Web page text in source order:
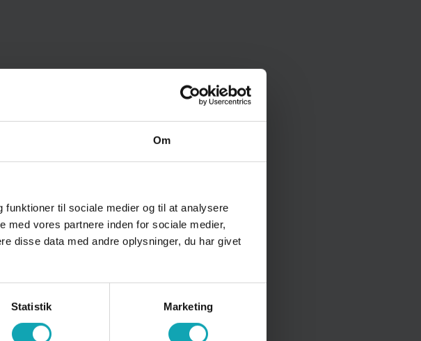
Om
til sociale medier og til at analysere
med vores partnere inden for sociale medier,
disse data med andre oplysninger, du har givet
Statistik Marketing